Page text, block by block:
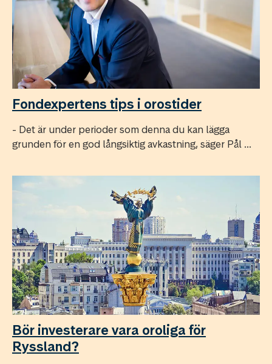
Fondexpertens tips i orostider
- Det är under perioder som denna du kan lägga
grunden för en god långsiktig avkastning, säger Pål ...
Bör investerare vara oroliga för
Ryssland?